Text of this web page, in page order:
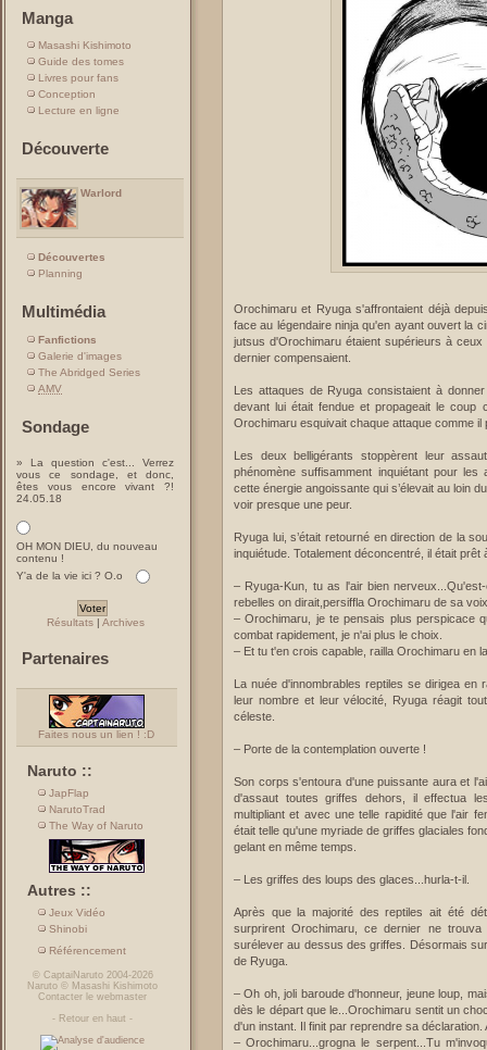
Manga
Masashi Kishimoto
Guide des tomes
Livres pour fans
Conception
Lecture en ligne
Découverte
Warlord
Découvertes
Planning
Multimédia
Fanfictions
Galerie d'images
The Abridged Series
AMV
Sondage
» La question c'est... Verrez
vous ce sondage, et donc,
êtes vous encore vivant ?!
24.05.18
OH MON DIEU, du nouveau
contenu !
Y'a de la vie ici ? O.o
Résultats| Archives
Partenaires
Faites nous un lien ! :D
Naruto ::
JapFlap
NarutoTrad
The Way of Naruto
Autres ::
Jeux Vidéo
Shinobi
Référencement
© CaptaiNaruto2004-2026
Naruto © Masashi Kishimoto
Contacter le webmaster
- Retour en haut -
Orochimaru et Ryuga s'affrontaient déjà
face au légendaire ninja qu'en ayant ouvert la
jutsus d'Orochimaru étaient supérieurs à
dernier compensaient.
Les attaques de Ryuga consistaient à
devant lui était fendue et propageait le coup
Orochimaru esquivait chaque attaque comme
Les deux belligérants stoppèrent leur
phénomène suffisamment inquiétant pour
cette énergie angoissante qui s’élevait au loin
voir presque une peur.
Ryuga lui, s’était retourné en direction de la
inquiétude. Totalement déconcentré, il était
– Ryuga-Kun, tu as l'air bien
rebelles on dirait,persiffla Orochimaru de sa
– Orochimaru, je te pensais plus perspicace
combat rapidement, je n'ai plus le choix.
– Et tu t'en crois capable, railla Orochimaru en
La nuée d'innombrables reptiles se dirigea en
leur nombre et leur vélocité, Ryuga réagit
céleste.
– Porte de la contemplation ouverte !
Son corps s'entoura d'une puissante aura et
d'assaut toutes griffes dehors, il effectua
multipliant et avec une telle rapidité que l'air
était telle qu'une myriade de griffes glaciales
gelant en même temps.
– Les griffes des loups des glaces...hurla-t-il.
Après que la majorité des reptiles ait été
surprirent Orochimaru, ce dernier ne
surélever au dessus des griffes. Désormais
de Ryuga.
– Oh oh, joli baroude d'honneur, jeune loup,
dès le départ que le...Orochimaru sentit un
d'un instant. Il finit par reprendre sa
– Orochimaru...grogna le serpent...Tu